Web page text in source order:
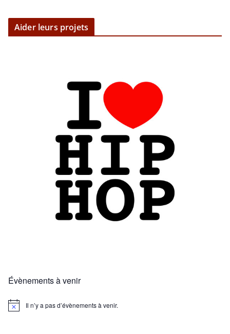
Aider leurs projets
Évènements à venir
N
Il n’y a pas d’évènements à venir.